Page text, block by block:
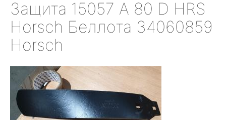
Защита 15057 А 80 D HRS
Horsсh Беллота 34060859
Horsсh